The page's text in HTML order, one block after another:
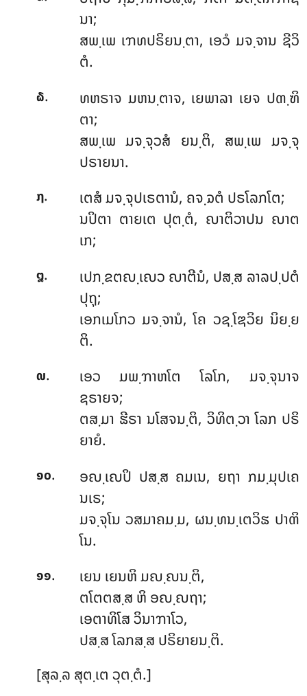
ນາ;
ສພ຺ເພ ເຠທປຣິຍນ຺ຕາ, ເອວໍ ມຈ຺ຈານ ຊີວິ
ຕໍ.
໖. ທຫຣາຈ ມຫນ຺ຕາຈ, ເຍພາລາ ເຍຈ ປຓ຺ຑິ
ຕາ;
ສພ຺ເພ ມຈ຺ຈຸວສໍ ຍນ຺ຕິ, ສພ຺ເພ ມຈ຺ຈຸ
ປຣາຍນາ.
໗.
ເຕສໍ ມຈ຺ຈຸປເຣຕານໍ, ຄຈ຺ຉຕໍ ປຣໂລກໂຕ;
ນປິຕາ ຕາຍເຕ ປຸຕ຺ຕໍ, ຎາຕິວາປນ ຎາຕ
ເກ;
໘. ເປກ຺ຂຕຎ຺ເຎວ ຎາຕີນໍ, ປສ຺ສ ລາລປ຺ປຕໍ
ປຸຖຸ;
ເອກເມໂກວ ມຈ຺ຈານໍ, ໂຄ ວຊ຺ໂຌວິຍ ນິຍ຺ຍ
ຕິ.
໙.
ເອວ ມພ຺ຠາຫໂຕ ໂລໂກ, ມຈ຺ຈຸນາຈ
ຊຣາຍຈ;
ຕສ຺ມາ ຘີຣາ ນໂສຈນ຺ຕິ, ວິທິຕ຺ວາ ໂລກ ປຣິ
ຍາຍໍ.
໑໐. ອຎ຺ເຎປິ ປສ຺ສ ຄມເນ, ຍຖາ ກມ຺ມຸປເຄ
ນເຣ;
ມຈ຺ຈຸໂນ ວສມາຄມ຺ມ, ຜນ຺ທນ຺ເຕວິຘ ປາຓິ
ໂນ.
໑໑.
ເຍນ ເຍນຫິ ມຎ຺ຎນ຺ຕິ,
ຕໂຕຕສ຺ສ ຫິ ອຎ຺ຎຖາ;
ເອຕາທິໂສ ວິນາຠາໂວ,
ປສ຺ສ ໂລກສ຺ສ ປຣິຍາຍນ຺ຕິ.
[ສຸລ຺ລ ສຸຕ຺ເຕ ວຸຕ຺ຕໍ.]